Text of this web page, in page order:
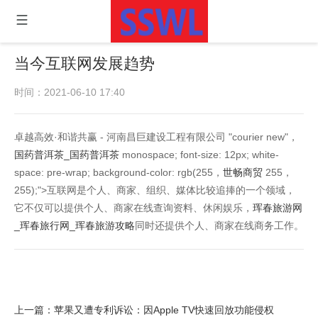
当今互联网发展趋势
时间：2021-06-10 17:40
卓越高效·和谐共赢 - 河南昌巨建设工程有限公司 "courier new"，
国药普洱茶_国药普洱茶 monospace; font-size: 12px; white-
space: pre-wrap; background-color: rgb(255， 世畅商贸 255，
255);">互联网是个人、商家、组织、媒体比较追捧的一个领域，
它不仅可以提供个人、商家在线查询资料、休闲娱乐， 珲春旅游网
_珲春旅行网_珲春旅游攻略同时还提供个人、商家在线商务工作。
上一篇： 苹果又遭专利诉讼：因Apple TV快速回放功能侵权